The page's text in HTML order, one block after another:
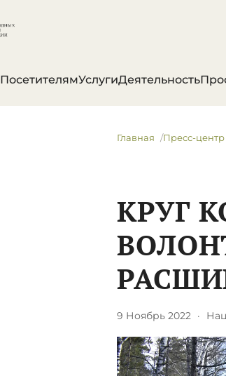
ПосетителямУслугиДеятельность
Главная Пресс-центр
КРУГ
9 Ноябрь 2022 ·